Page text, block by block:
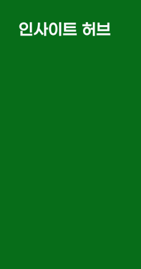
인사이트 허브